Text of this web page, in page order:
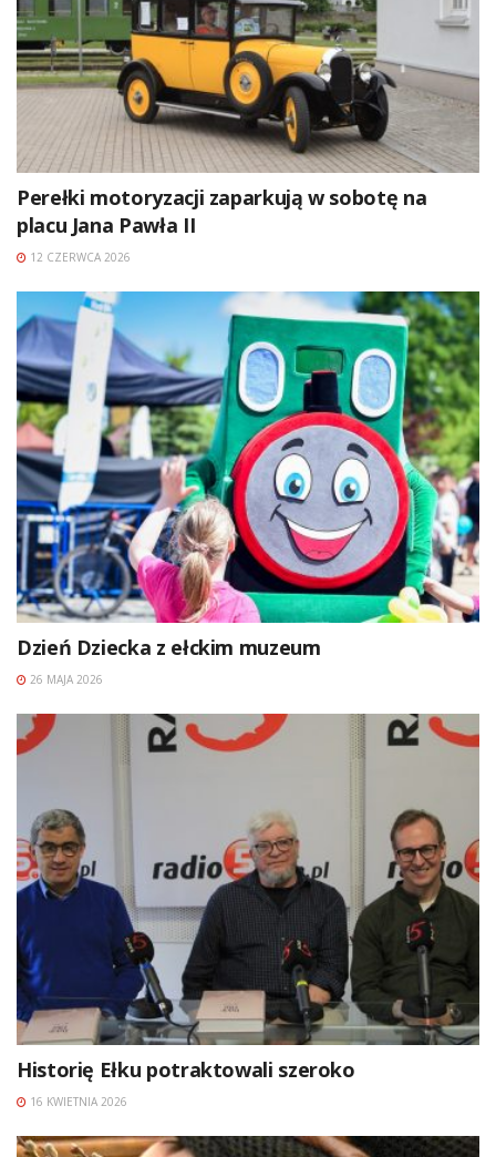
Perełki motoryzacji zaparkują w sobotę na
placu Jana Pawła II
12 CZERWCA 2026
Dzień Dziecka z ełckim muzeum
26 MAJA 2026
Historię Ełku potraktowali szeroko
16 KWIETNIA 2026